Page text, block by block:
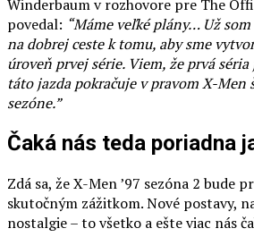
Winderbaum v rozhovore pre The
povedal: “Máme veľké plány… Už
na dobrej ceste k tomu, aby sme
úroveň prvej série. Viem, že prvá
táto jazda pokračuje v pravom X-Men
sezóne.”
Čaká nás teda poriadna
Zdá sa, že X-Men ’97 sezóna 2 bude
skutočným zážitkom. Nové postavy,
nostalgie – to všetko a ešte viac nás